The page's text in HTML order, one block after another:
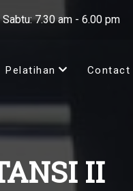
7.30 am - 6.00 pm
Pelatihan Contact
II